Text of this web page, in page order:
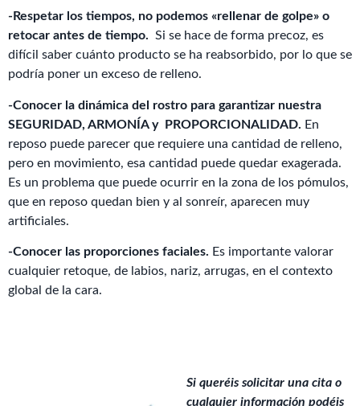
-Respetar los tiempos, no podemos «rellenar de golpe» o
retocar antes de tiempo. Si se hace de forma precoz, es
difícil saber cuánto producto se ha reabsorbido, por lo que se
podría poner un exceso de relleno.
-Conocer la dinámica del rostro para garantizar nuestra
SEGURIDAD, ARMONÍA y PROPORCIONALIDAD. En
reposo puede parecer que requiere una cantidad de relleno,
pero en movimiento, esa cantidad puede quedar exagerada.
Es un problema que puede ocurrir en la zona de los pómulos,
que en reposo quedan bien y al sonreír, aparecen muy
artificiales.
-Conocer las proporciones faciales. Es importante valorar
cualquier retoque, de labios, nariz, arrugas, en el contexto
global de la cara.
Si queréis solicitar una cita o
cualquier información podéis